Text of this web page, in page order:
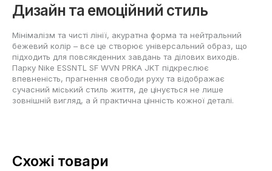
Дизайн та емоційний стиль
Мінімалізм та чисті лінії, акуратна форма та нейтральний
бежевий колір – все це створює універсальний образ, що
підходить для повсякденних завдань та ділових виходів.
Парку Nike ESSNTL SF WVN PRKA JKT підкреслює
впевненість, прагнення свободи руху та відображає
сучасний міський стиль життя, де цінується не лише
зовнішній вигляд, а й практична цінність кожної деталі.
Схожі товари